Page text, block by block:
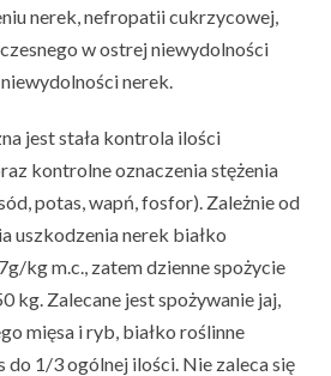
nerek, nefropatii cukrzycowej,
w ostrej niewydolności
nerek.
jest stała kontrola ilości
kontrolne oznaczenia stężenia
potas, wapń, fosfor). Zależnie od
uszkodzenia nerek białko
kg m.c., zatem dzienne spożycie
kg. Zalecane jest spożywanie jaj,
mięsa i ryb, białko roślinne
do 1/3 ogólnej ilości. Nie zaleca się